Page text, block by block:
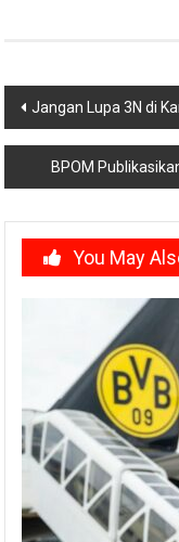
Post
navigation
Jangan Lupa 3N di
BPOM
You May